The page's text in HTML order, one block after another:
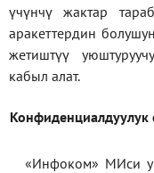
үчүнчү жактар
аракеттердин
жетиштүү
кабыл алат.
Конфиденциалдуулук
«Инфоком» МИси